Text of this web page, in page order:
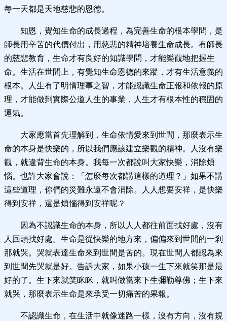
每一天都是天地慈悲的恩德。
知恩，覺知生命的成長過程，為完善生命的根本學問，是
師長用辛苦的代價付出，用慈悲的精神培養生命成長。有師長
的慈悲教育，生命才有良好的知識學問，才能樂觀地把握生
命。生活在世間上，有覺知生命恩德的來蹤，才有生活意義的
根本。人生有了明情理事之智，才能認識生命正報和依報的原
理，才能做到實際公道人生的事業，人生才有根本性的穩固的
運氣。
大家應當首先理解到，生命依情愛來到世間，那麼表示生
命的本身是快樂的，所以我們應該建立樂觀的精神。人沒有樂
觀，就違背生命的本身。我每一次都說叫大家快樂，消除煩
惱。也許大家會說：「怎麼每次都講這樣的道理？」如果不講
這些道理，你們的災難永遠不會消除。人人想要安祥，是快樂
得到安祥，還是煩惱得到安祥呢？
因為不認識生命的本身，所以人人都往前面找好處，沒有
人回頭找好處。生命是從快樂的地方來，偏偏來到世間的一剎
那就哭。哭就表達生命來到世間是苦的。現在世間人都認為來
到世間先哭就是好。告訴大家，如果小孩一生下來就笑那是最
好的了。生下來就笑眯眯，就叫做當來下生彌勒尊佛；生下來
就哭，那麼表示生命是來承受一切痛苦的果報。
不認識生命，在生活中就像迷路一樣，沒有方向，沒有規